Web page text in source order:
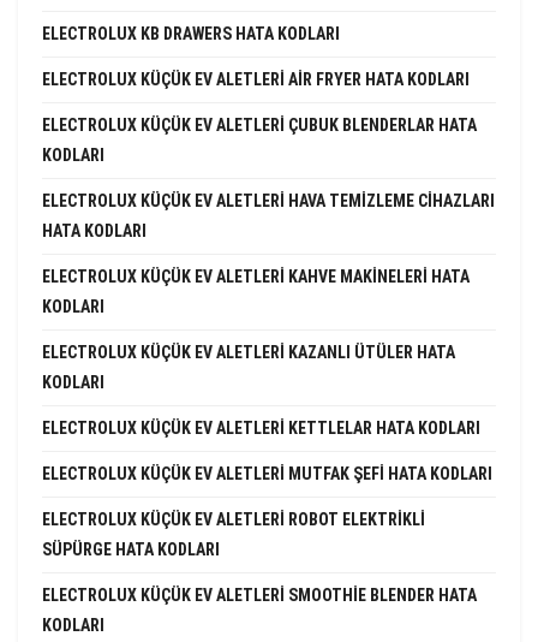
ELECTROLUX KB DRAWERS HATA KODLARI
ELECTROLUX KÜÇÜK EV ALETLERI AIR FRYER HATA KODLARI
ELECTROLUX KÜÇÜK EV ALETLERI ÇUBUK BLENDERLAR HATA
KODLARI
ELECTROLUX KÜÇÜK EV ALETLERI HAVA TEMIZLEME CIHAZLARI
HATA KODLARI
ELECTROLUX KÜÇÜK EV ALETLERI KAHVE MAKINELERI HATA
KODLARI
ELECTROLUX KÜÇÜK EV ALETLERI KAZANLI ÜTÜLER HATA
KODLARI
ELECTROLUX KÜÇÜK EV ALETLERI KETTLELAR HATA KODLARI
ELECTROLUX KÜÇÜK EV ALETLERI MUTFAK ŞEFI HATA KODLARI
ELECTROLUX KÜÇÜK EV ALETLERI ROBOT ELEKTRIKLI
SÜPÜRGE HATA KODLARI
ELECTROLUX KÜÇÜK EV ALETLERI SMOOTHIE BLENDER HATA
KODLARI